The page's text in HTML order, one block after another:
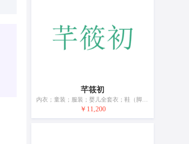
芊筱初
内衣；童装；服装；婴儿全套衣；鞋（脚上的穿着物）；帽；袜；手套（服装）；围巾；皮带（服饰用）
￥11,200